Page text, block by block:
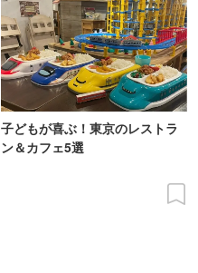
子どもが喜ぶ！東京のレストラ
ン＆カフェ5選